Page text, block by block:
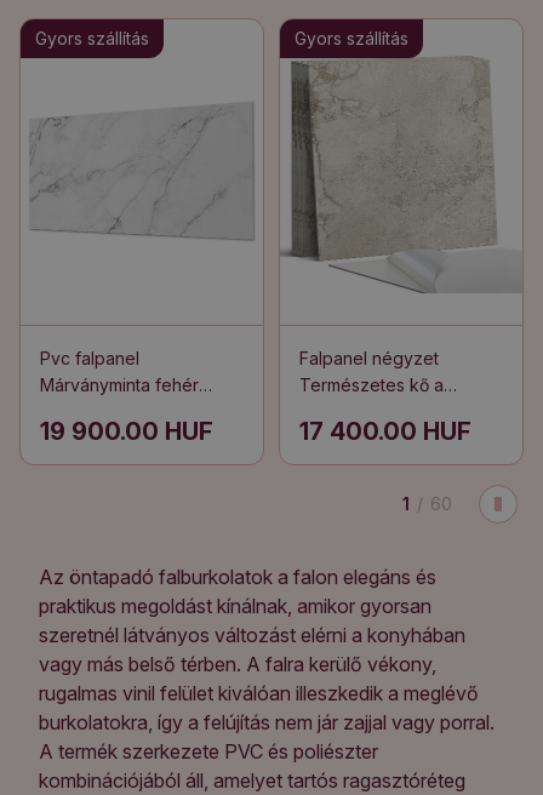
Gyors szállítás
Pvc falpanel
Márványminta fehér
19 900.00 HUF
Gyors szállítás
Falpanel négyzet
Természetes kő a
17 400.00 HUF
1 / 60
Az öntapadó falburkolatok a falon elegáns és
praktikus megoldást kínálnak, amikor gyorsan
szeretnél látványos változást elérni a konyhában
vagy más belső térben. A falra kerülő vékony,
rugalmas vinil felület kiválóan illeszkedik a meglévő
burkolatokra, így a felújítás nem jár zajjal vagy porral.
A termék szerkezete PVC és poliészter
kombinációjából áll, amelyet tartós ragasztóréteg